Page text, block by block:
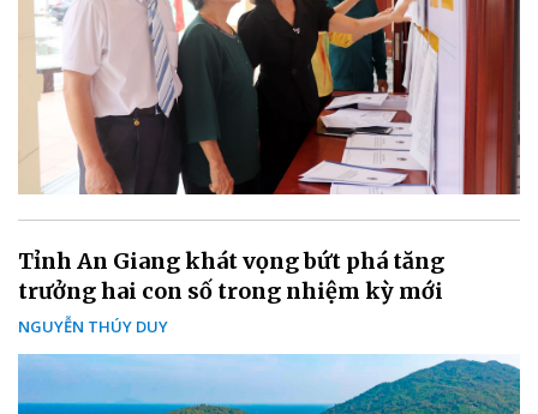
Tỉnh An Giang khát vọng bứt phá tăng
trưởng hai con số trong nhiệm kỳ mới
NGUYỄN THÚY DUY